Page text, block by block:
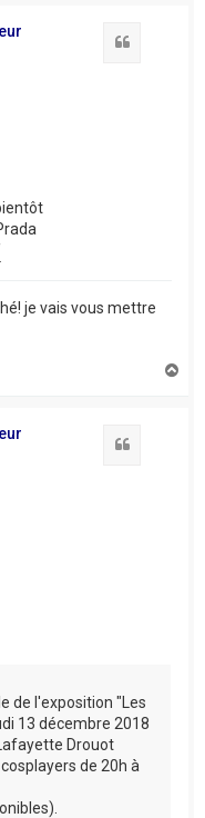
je vais vous mettre
de l'exposition "Les
13 décembre 2018
Drouot
de 20h à